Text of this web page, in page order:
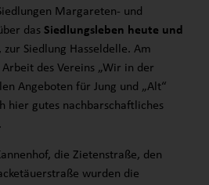
Margareten- und
das Siedlungsleben heute und
Siedlung Hasseldelle. Am
des Vereins „Wir in der
Angeboten für Jung und „Alt“
hier gutes nachbarschaftliches
die Zietenstraße, den
wurden die